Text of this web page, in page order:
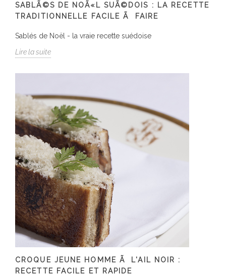
SABLÃ©S DE NOÃ«L SUÃ©DOIS : LA RECETTE
TRADITIONNELLE FACILE Ã FAIRE
Sablés de Noël - la vraie recette suédoise
Lire la suite
CROQUE JEUNE HOMME Ã L'AIL NOIR :
RECETTE FACILE ET RAPIDE